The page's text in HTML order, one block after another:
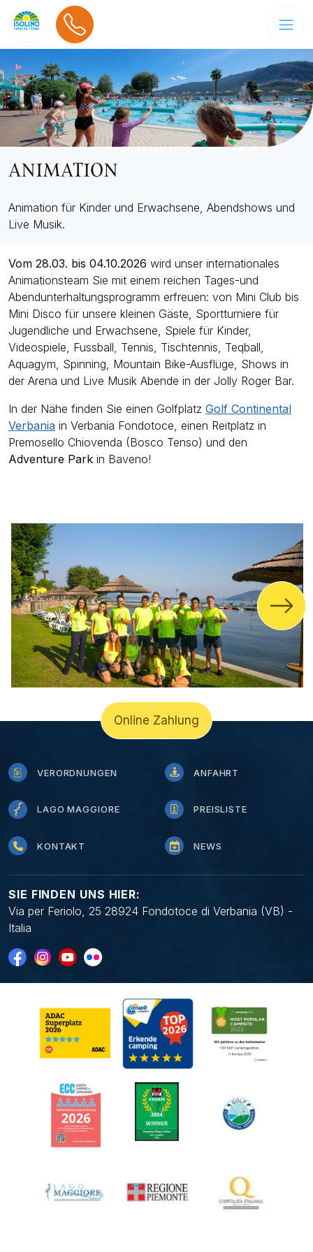
ANIMATION
Animation für Kinder und Erwachsene, Abendshows und
Live Musik.
Vom 28.03. bis 04.10.2026 wird unser internationales
Animationsteam Sie mit einem reichen Tages-und
Abendunterhaltungsprogramm erfreuen: von Mini Club bis
Mini Disco für unsere kleinen Gäste, Sportturniere für
Jugendliche und Erwachsene, Spiele für Kinder,
Videospiele, Fussball, Tennis, Tischtennis, Teqball,
Aquagym, Spinning, Mountain Bike-Ausflüge, Shows in
der Arena und Live Musik Abende in der Jolly Roger Bar.
In der Nähe finden Sie einen Golfplatz Golf Continental
Verbania in Verbania Fondotoce, einen Reitplatz in
Premosello Chiovenda (Bosco Tenso) und den
Adventure Park in Baveno!
VERORDNUNGEN ANFAHRT
LAGO MAGGIORE PREISLISTE
KONTAKT NEWS
SIE FINDEN UNS HIER:
Via per Feriolo, 25 28924 Fondotoce di Verbania (VB) -
Italia
Online Zahlung